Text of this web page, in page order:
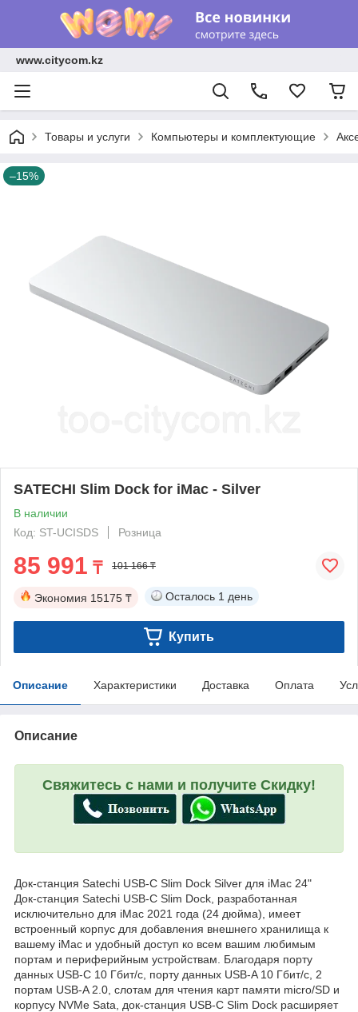
www.citycom.kz
Товары и услуги Компьютеры и комплектующие
–15%
SATECHI Slim Dock for iMac - Silver
В наличии
Код: ST-UCISDS
Розница
85 991 ₸ 101 166 ₸
Экономия 15175 ₸ Осталось 1 день
Купить
Описание Характеристики Доставка Оплата
Описание
Свяжитесь с нами и получите Скидку!
Док-станция Satechi USB-C Slim Dock Silver для iMac 24"
Док-станция Satechi USB-C Slim Dock, разработанная
исключительно для iMac 2021 года (24 дюйма), имеет
встроенный корпус для добавления внешнего хранилища к
вашему iMac и удобный доступ ко всем вашим любимым
портам и периферийным устройствам. Благодаря порту
данных USB-C 10 Гбит/с, порту данных USB-A 10 Гбит/с, 2
портам USB-A 2.0, слотам для чтения карт памяти micro/SD и
корпусу NVMe Sata, док-станция USB-C Slim Dock расширяет